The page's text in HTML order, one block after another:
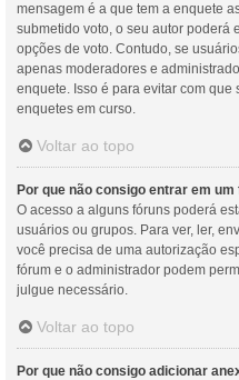
mensagem é a que tem a enquete
submetido voto, o seu autor poderá
opções de voto. Contudo, se
apenas moderadores e
enquete. Isso é para evitar com
enquetes em curso.
Voltar ao topo
Por que não consigo entrar em um
O acesso a alguns fóruns poderá
usuários ou grupos. Para ver, ler,
você precisa de uma autorização
fórum e o administrador podem
julgue necessário.
Voltar ao topo
Por que não consigo adicionar